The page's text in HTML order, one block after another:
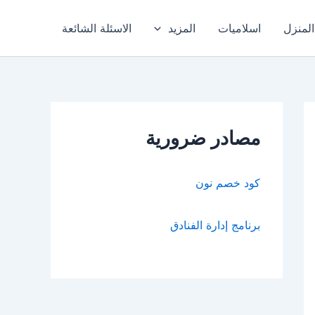
المنزل اسلاميات المزيد الاسئلة الشائعة
مصادر ضرورية
كود خصم نون
برنامج إدارة الفنادق